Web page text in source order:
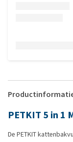
PETKIT 5 in 1
De PETKIT